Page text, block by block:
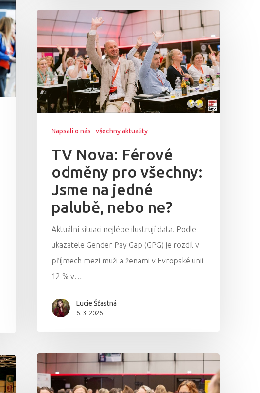
Napsali o nás všechny aktuality
TV Nova: Férové
odměny pro všechny:
Jsme na jedné
palubě, nebo ne?
Aktuální situaci nejlépe ilustrují data. Podle
ukazatele Gender Pay Gap (GPG) je rozdíl v
příjmech mezi muži a ženami v Evropské unii
12 % v…
Lucie Šťastná
6. 3. 2026